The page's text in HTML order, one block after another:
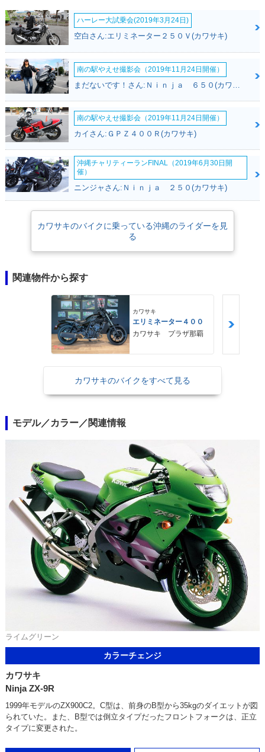
されたのち、ニンジャZX-7Rと統合されて、2004年、新しいスーパースポ
ーツとなるニンジャZX-10Rを登場させた。なお、900ccという排気量は、
Z1（900スーパー4）やGPZ900R（ニンジャ）に代表される、カワサキに
とって特別な意味を持つ排気量であったことから、ニンジャZX-9Rは「マ
ハーレー大試乗会(2019年3月24日)
空白さん:エリミネーター２５０Ｖ(カワサキ)
南の駅やえせ撮影会（2019年11月24日開催）
南の駅やえせ撮影会（2019年11月24日開催）
カイさん:ＧＰＺ４００Ｒ(カワサキ)
沖縄チャリティーランFINAL（2019年6月30日開
催）
ニンジャさん:Ｎｉｎｊａ ２５０(カワサキ)
カワサキのバイクに乗っている沖縄のライダーを見
る
関連物件から探す
カワサキ
エリミネーター４００
カワサキ プラザ那覇
カワサキのバイクをすべて見る
モデル／カラー／関連情報
ライムグリーン
カラーチェンジ
カワサキ
Ninja ZX-9R
1999年モデルのZX900C2。C型は、前身のB型から35kgのダイエットが図
られていた。また、B型では倒立タイプだったフロントフォークは、正立
タイプに変更された。